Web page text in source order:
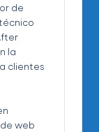
de
la
clientes
web